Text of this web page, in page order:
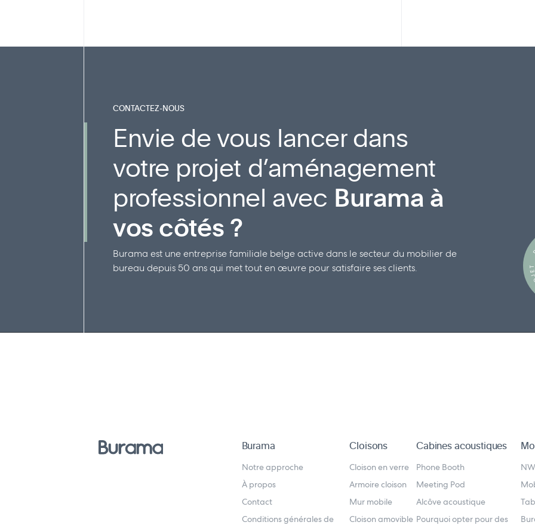
CONTACTEZ-NOUS
Envie de vous lancer dans
votre projet d’aménagement
professionnel avec Burama à
vos côtés ?
Burama est une entreprise familiale belge active dans le secteur du mobilier de
bureau depuis 50 ans qui met tout en œuvre pour satisfaire ses clients.
Burama
Notre approche
À propos
Contact
Conditions générales de
Cloisons
Cloison en verre
Armoire cloison
Mur mobile
Cloison amovible
Cabines acoustiques
Phone Booth
Meeting Pod
Alcôve acoustique
Pourquoi opter pour des